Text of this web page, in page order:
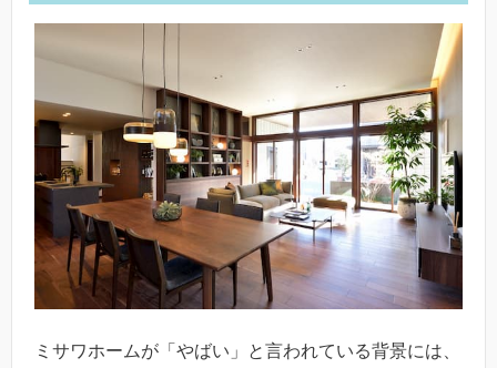
ミサワホームが「やばい」と言われている背景には、